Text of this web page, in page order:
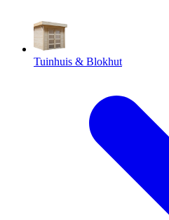
Tuinhuis & Blokhut